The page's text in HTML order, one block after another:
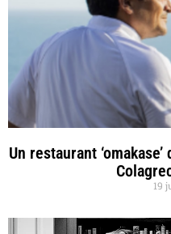
Un restaurant
19